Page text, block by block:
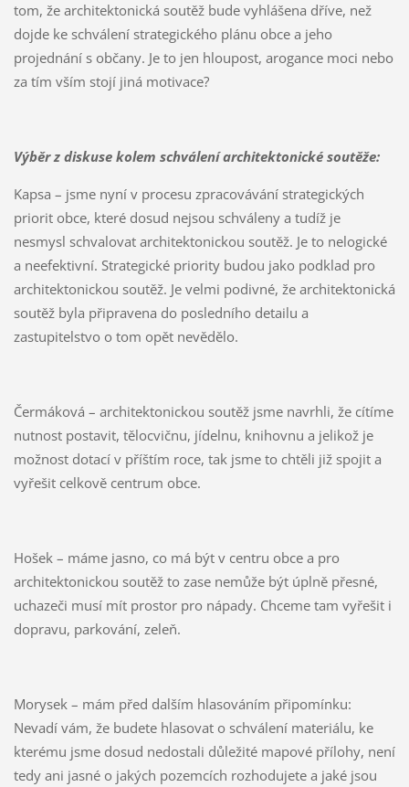
tom, že architektonická soutěž bude vyhlášena dříve, než
dojde ke schválení strategického plánu obce a jeho
projednání s občany. Je to jen hloupost, arogance moci nebo
za tím vším stojí jiná motivace?
Výběr z diskuse kolem schválení architektonické soutěže:
Kapsa – jsme nyní v procesu zpracovávání strategických
priorit obce, které dosud nejsou schváleny a tudíž je
nesmysl schvalovat architektonickou soutěž. Je to nelogické
a neefektivní. Strategické priority budou jako podklad pro
architektonickou soutěž. Je velmi podivné, že architektonická
soutěž byla připravena do posledního detailu a
zastupitelstvo o tom opět nevědělo.
Čermáková – architektonickou soutěž jsme navrhli, že cítíme
nutnost postavit, tělocvičnu, jídelnu, knihovnu a jelikož je
možnost dotací v příštím roce, tak jsme to chtěli již spojit a
vyřešit celkově centrum obce.
Hošek – máme jasno, co má být v centru obce a pro
architektonickou soutěž to zase nemůže být úplně přesné,
uchazeči musí mít prostor pro nápady. Chceme tam vyřešit i
dopravu, parkování, zeleň.
Morysek – mám před dalším hlasováním připomínku:
Nevadí vám, že budete hlasovat o schválení materiálu, ke
kterému jsme dosud nedostali důležité mapové přílohy, není
tedy ani jasné o jakých pozemcích rozhodujete a jaké jsou